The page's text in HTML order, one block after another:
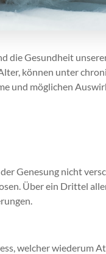
die Gesundheit
können unter
und möglichen
Genesung nicht
Über ein Drittel
welcher wiederum